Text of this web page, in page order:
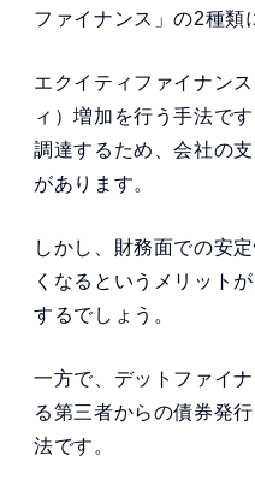
ファイナンス」の2種類
エクイティファイナン
ィ）増加を行う手法で
調達するため、会社の
があります。
しかし、財務面での安
くなるというメリット
するでしょう。
一方で、デットファイ
る第三者からの債券発
法です。